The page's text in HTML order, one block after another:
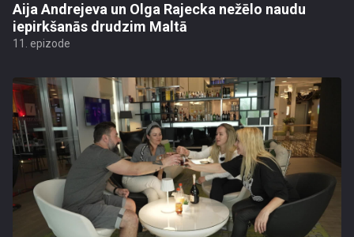
Aija Andrejeva un Olga Rajecka nežēlo naudu
iepirkšanās drudzim Maltā
11. epizode